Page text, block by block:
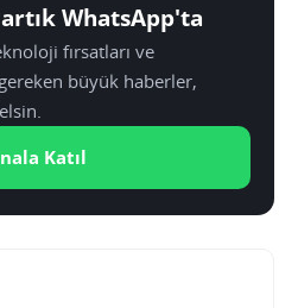
WhatsApp'ta
fırsatları ve
büyük haberler,
Katıl